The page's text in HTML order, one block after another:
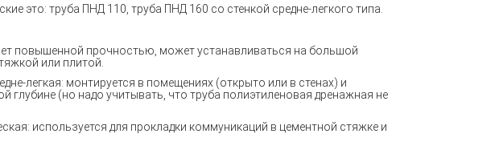
это: труба ПНД 110, труба ПНД 160 со стенкой средне-легкого типа.
повышенной прочностью, может устанавливаться на большой
или плитой.
легкая: монтируется в помещениях (открыто или в стенах) и
глубине (но надо учитывать, что труба полиэтиленовая дренажная не
используется для прокладки коммуникаций в цементной стяжке и